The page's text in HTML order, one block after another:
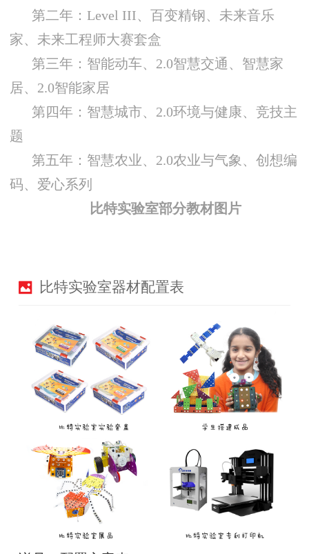
第二年：Level III、百变精钢、未来音乐
家、未来工程师大赛套盒
第三年：智能动车、2.0智慧交通、智慧家
居、2.0智能家居
第四年：智慧城市、2.0环境与健康、竞技主
题
第五年：智慧农业、2.0农业与气象、创想编
码、爱心系列
比特实验室部分教材图片
比特实验室器材配置表